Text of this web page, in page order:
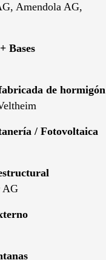
Amendola AG,
Bases
de hormigón
/ Fotovoltaica
AG